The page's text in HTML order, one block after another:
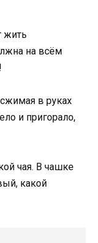
жить
на всём
сжимая в руках
и пригорало,
чая. В чашке
какой